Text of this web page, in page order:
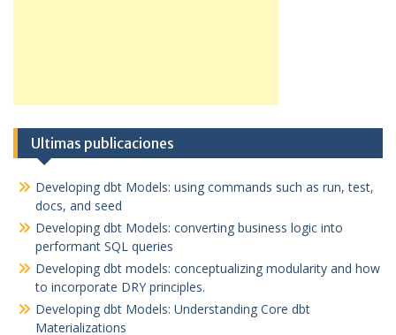
Ultimas publicaciones
Developing dbt Models: using commands such as run, test,
docs, and seed
Developing dbt Models: converting business logic into
performant SQL queries
Developing dbt models: conceptualizing modularity and how
to incorporate DRY principles.
Developing dbt Models: Understanding Core dbt
Materializations